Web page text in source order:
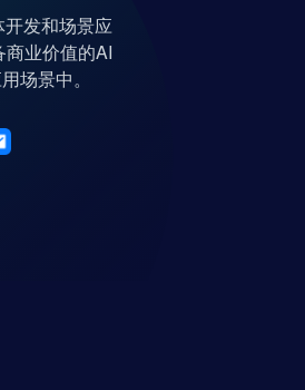
发和场景应
业价值的AI
场景中。